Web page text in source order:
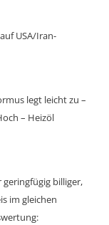
USA/Iran-
legt leicht zu –
– Heizöl
billiger,
im gleichen